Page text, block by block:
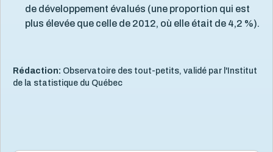
de développement évalués (une proportion qui est
plus élevée que celle de 2012, où elle était de 4,2 %).
Rédaction: Observatoire des tout-petits, validé par l'Institut
de la statistique du Québec